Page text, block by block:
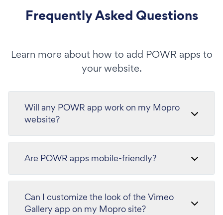
Frequently Asked Questions
Learn more about how to add POWR apps to
your website.
Will any POWR app work on my Mopro
website?
Are POWR apps mobile-friendly?
Can I customize the look of the Vimeo
Gallery app on my Mopro site?